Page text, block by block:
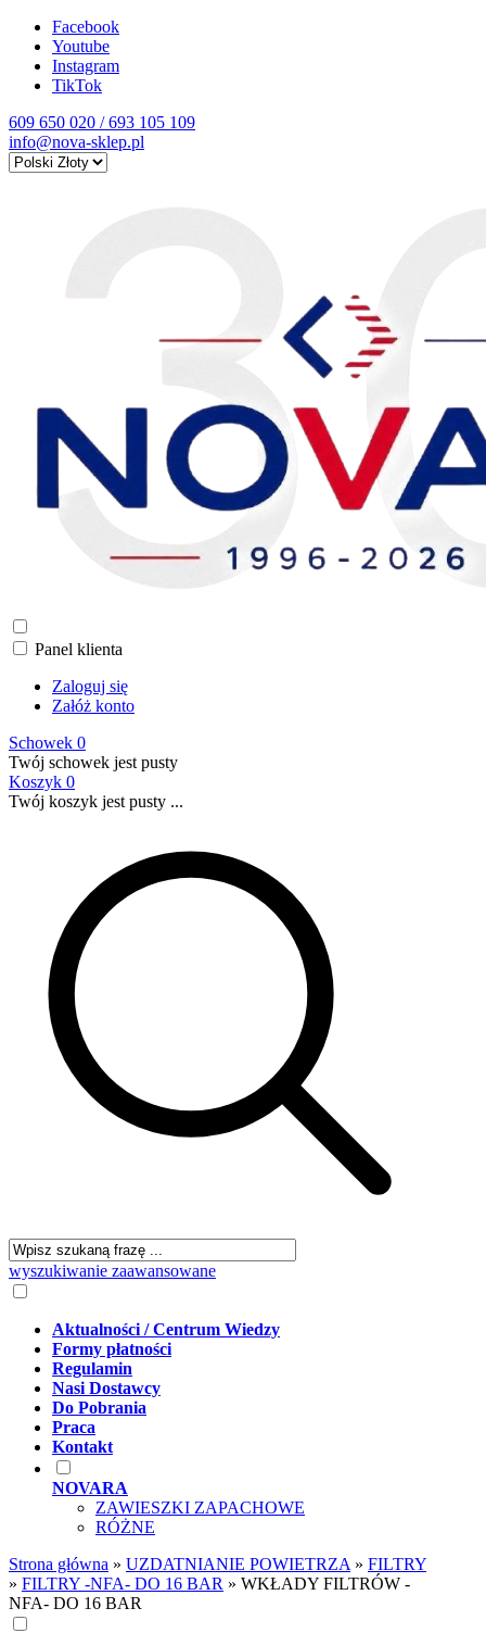
Facebook
Youtube
Instagram
TikTok
609 650 020 / 693 105 109
info@nova-sklep.pl
Panel klienta
Zaloguj się
Załóż konto
Schowek 0
Twój schowek jest pusty
Koszyk 0
Twój koszyk jest pusty ...
wyszukiwanie zaawansowane
Aktualności / Centrum Wiedzy
Formy płatności
Regulamin
Nasi Dostawcy
Do Pobrania
Praca
Kontakt
NOVARA
ZAWIESZKI ZAPACHOWE
RÓŻNE
Strona główna » UZDATNIANIE POWIETRZA » FILTRY
» FILTRY -NFA- DO 16 BAR » WKŁADY FILTRÓW -
NFA- DO 16 BAR